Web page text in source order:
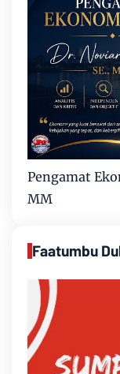
Pengamat
MM
Faatumbu